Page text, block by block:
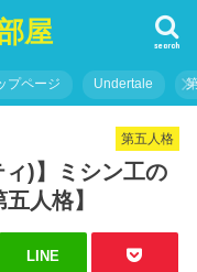
屋 search
プページ Undertale
第五人格
)】ミシン工の
人格】
LINE